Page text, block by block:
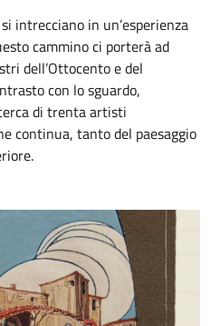
intrecciano in un’esperienza
cammino ci porterà ad
dell’Ottocento e del
con lo sguardo,
di trenta artisti
continua, tanto del paesaggio